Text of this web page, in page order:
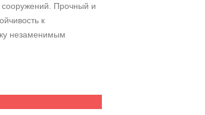
Прочный и
к
незаменимым